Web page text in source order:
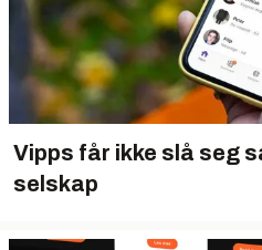
Vipps får ikke slå seg
selskap